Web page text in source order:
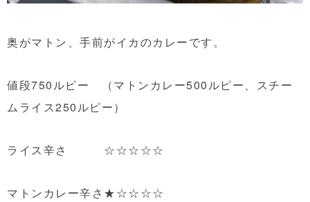
奥がマトン、手前がイカのカレーです。
値段750ルピー （マトンカレー500ルピー、スチー
ムライス250ルピー）
ライス辛さ ☆☆☆☆☆
マトンカレー辛さ★☆☆☆☆